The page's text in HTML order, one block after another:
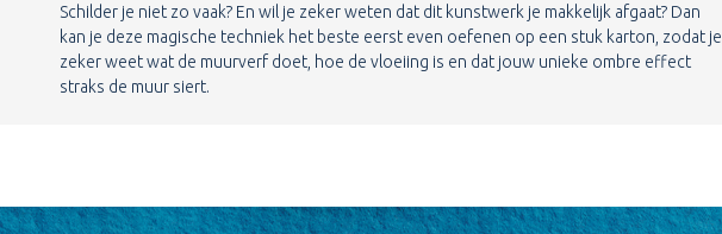
Schilder je niet zo vaak? En wil je zeker weten dat dit kunstwerk je makkelijk afgaat? Dan
kan je deze magische techniek het beste eerst even oefenen op een stuk karton, zodat je
zeker weet wat de muurverf doet, hoe de vloeiing is en dat jouw unieke ombre effect
straks de muur siert.